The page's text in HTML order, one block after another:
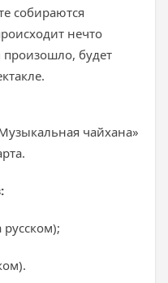
собираются
нечто
будет
чайхана»